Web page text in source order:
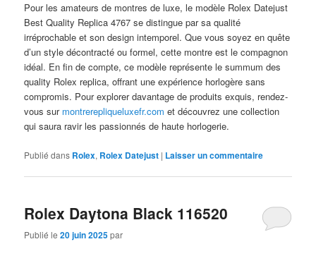
Pour les amateurs de montres de luxe, le modèle Rolex Datejust
Best Quality Replica 4767 se distingue par sa qualité
irréprochable et son design intemporel. Que vous soyez en quête
d’un style décontracté ou formel, cette montre est le compagnon
idéal. En fin de compte, ce modèle représente le summum des
quality Rolex replica, offrant une expérience horlogère sans
compromis. Pour explorer davantage de produits exquis, rendez-
vous sur montrerepliqueluxefr.com et découvrez une collection
qui saura ravir les passionnés de haute horlogerie.
Publié dans Rolex, Rolex Datejust | Laisser un commentaire
Rolex Daytona Black 116520
Publié le20 juin 2025par